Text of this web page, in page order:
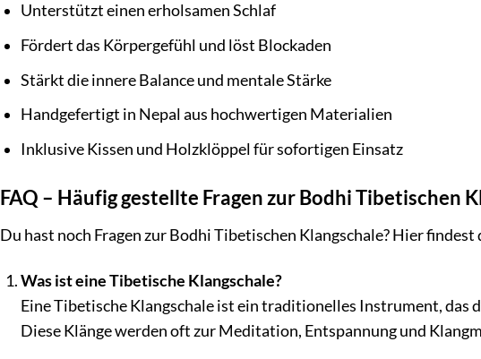
Unterstützt einen erholsamen Schlaf
Fördert das Körpergefühl und löst Blockaden
Stärkt die innere Balance und mentale Stärke
Handgefertigt in Nepal aus hochwertigen Materialien
Inklusive Kissen und Holzklöppel für sofortigen Einsatz
FAQ – Häufig gestellte Fragen zur Bodhi Tibetischen
Du hast noch Fragen zur Bodhi Tibetischen Klangschale? Hier
Was ist eine Tibetische Klangschale?
Eine Tibetische Klangschale ist ein traditionelles Instrument, das
Diese Klänge werden oft zur Meditation, Entspannung und